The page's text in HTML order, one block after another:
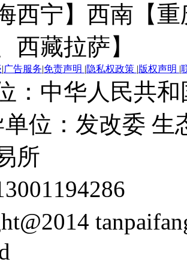
西宁】 西南【
西藏拉萨】
|广告服务|免责声明 |隐私权政策 |版权声明 |
：中华人民共
位：发改委 生
所